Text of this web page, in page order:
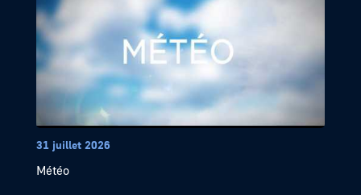
31 juillet 2026
Météo